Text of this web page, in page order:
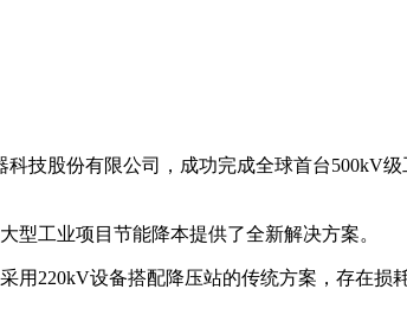
技股份有限公司，成功完成全球首台500kV
型工业项目节能降本提供了全新解决方案。
220kV设备搭配降压站的传统方案，存在